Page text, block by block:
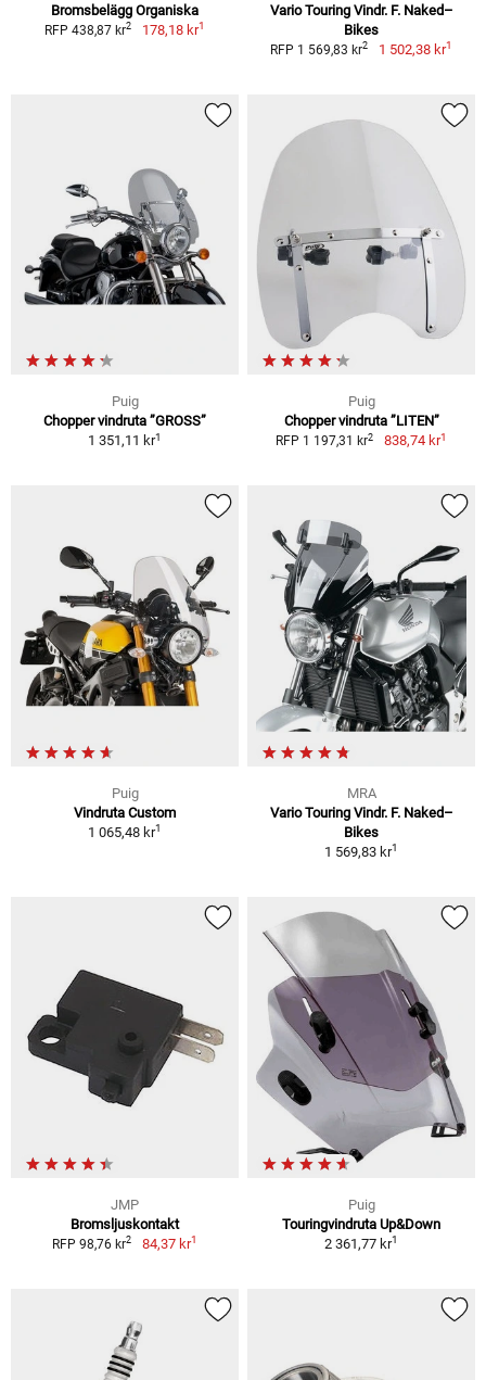
Bromsbelägg Organiska
RFP 438,87 kr2 178,18 kr1
Vario Touring Vindr. F. Naked–
Bikes
RFP 1 569,83 kr2 1 502,38 kr1
Puig
Chopper vindruta ”GROSS”
1 351,11 kr1
Puig
Chopper vindruta ”LITEN”
RFP 1 197,31 kr2 838,74 kr1
Puig
Vindruta Custom
1 065,48 kr1
MRA
Vario Touring Vindr. F. Naked–
Bikes
1 569,83 kr1
JMP
Bromsljuskontakt
RFP 98,76 kr2 84,37 kr1
Puig
Touringvindruta Up&Down
2 361,77 kr1